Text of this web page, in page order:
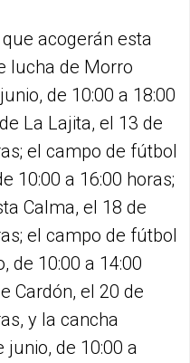
acogerán esta
lucha de Morro
de 10:00 a 18:00
La Lajita, el 13 de
el campo de fútbol
10:00 a 16:00 horas;
Calma, el 18 de
el campo de fútbol
de 10:00 a 14:00
Cardón, el 20 de
y la cancha
junio, de 10:00 a